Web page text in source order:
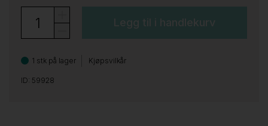
Legg til i handlekurv
1 stk på lager Kjøpsvilkår
ID: 59928